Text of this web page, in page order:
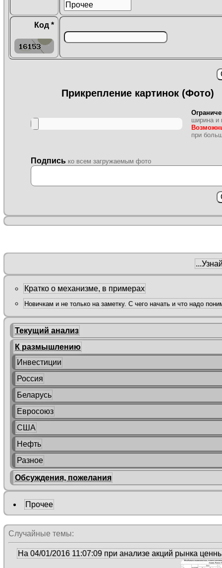
Код *
Прикрепление картинок (Фото)
ширина и
при
Подпись ко всем загружаемым фото
Кратко о механизме, в примерах
Новичкам и не только на заметку. С чего начать и что надо
Текущий анализ
К размышлению
Инвестиции
Россия
Беларусь
Евросоюз
США
Нефть
Разное
Обсуждения, пожелания
Прочее
Случайные темы:
На 04/01/2016 11:07:09 при анализе акций рынка